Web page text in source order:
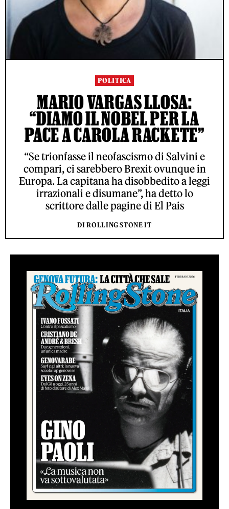
POLITICA
MARIO VARGAS LLOSA:
“DIAMO IL NOBEL PER LA
PACE A CAROLA RACKETE”
“Se trionfasse il neofascismo di Salvini e
compari, ci sarebbero Brexit ovunque in
Europa. La capitana ha disobbedito a leggi
irrazionali e disumane”, ha detto lo
scrittore dalle pagine di El Pais
DI ROLLING STONE IT